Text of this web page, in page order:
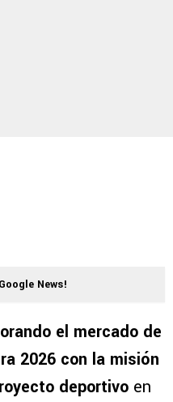
News!
el mercado de
2026 con la misión
deportivo en